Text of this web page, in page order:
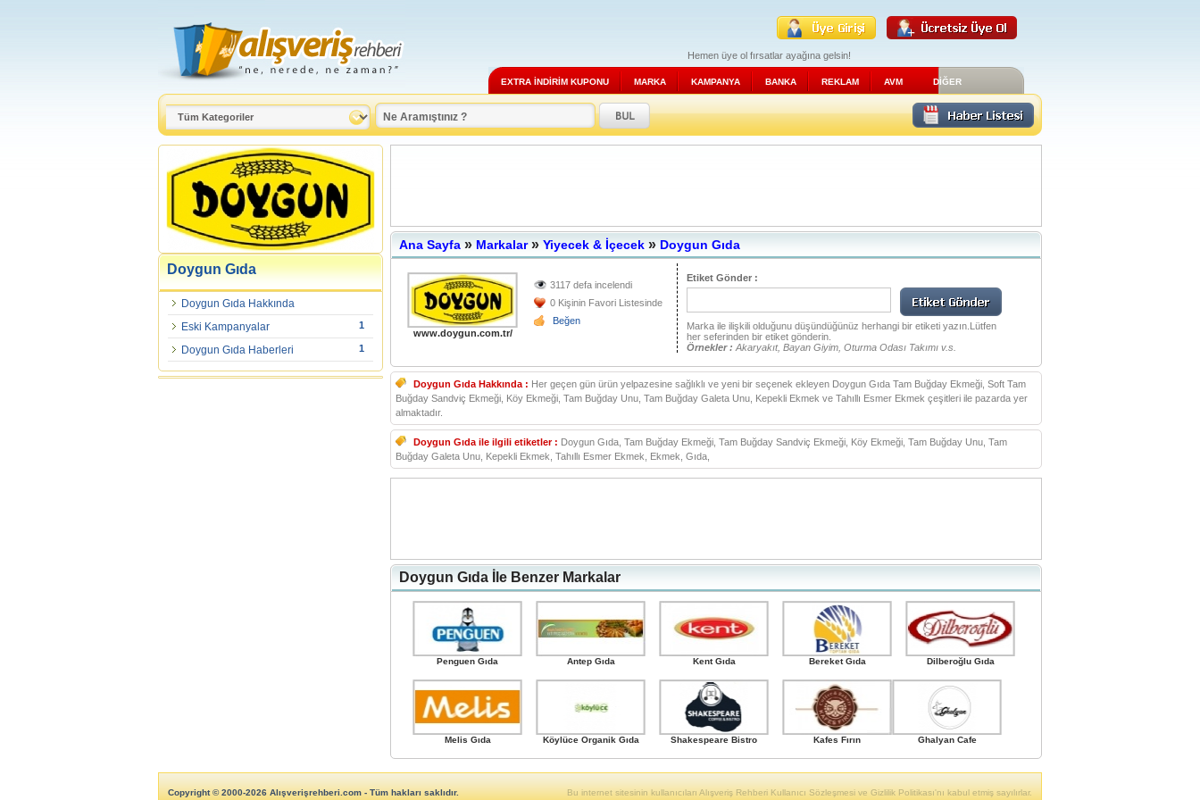
Hemen üye ol fırsatlar ayağına gelsin!
EXTRA İNDİRİM KUPONU MARKA KAMPANYA BANKA REKLAM AVM DİĞER
Doygun Gıda
Doygun Gıda Hakkında
Eski Kampanyalar
1
Doygun Gıda Haberleri 1
Ana Sayfa » Markalar» Yiyecek & İçecek » Doygun Gıda
www.doygun.com.tr/
3117 defa incelendi
0 Kişinin Favori Listesinde
Beğen
Etiket Gönder :
Marka ile ilişkili olduğunu düşündüğünüz herhangi bir etiketi yazın.Lütfen
her seferinden bir etiket gönderin.
Örnekler : Akaryakıt, Bayan Giyim, Oturma Odası Takımı v.s.
Doygun Gıda Hakkında : Her geçen gün ürün yelpazesine sağlıklı ve yeni bir seçenek ekleyen Doygun Gıda Tam Buğday Ekmeği, Soft Tam
Buğday Sandviç Ekmeği, Köy Ekmeği, Tam Buğday Unu, Tam Buğday Galeta Unu, Kepekli Ekmek ve Tahıllı Esmer Ekmek çeşitleri ile pazarda yer
almaktadır.
Doygun Gıda ile ilgili etiketler : Doygun Gıda, Tam Buğday Ekmeği, Tam Buğday Sandviç Ekmeği, Köy Ekmeği, Tam Buğday Unu, Tam
Buğday Galeta Unu, Kepekli Ekmek, Tahıllı Esmer Ekmek, Ekmek, Gıda,
Doygun Gıda İle Benzer Markalar
Penguen Gıda Antep Gıda Kent Gıda Bereket Gıda Dilberoğlu Gıda
Melis Gıda Köylüce Organik Gıda Shakespeare Bistro Kafes Fırın Ghalyan Cafe
Copyright © 2000-2026 Alışverişrehberi.com - Tüm hakları saklıdır. Bu internet sitesinin kullanıcıları Alışveriş Rehberi Kullanıcı Sözleşmesi ve Gizlilik Politikası'nı kabul etmiş sayılırlar.